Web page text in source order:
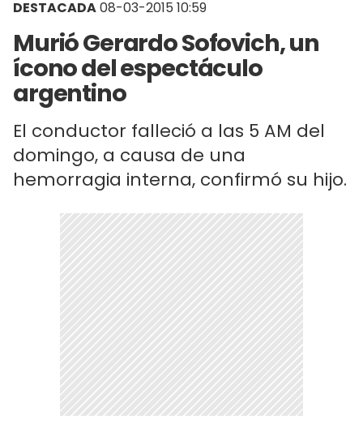
DESTACADA08-03-2015 10:59
Murió Gerardo Sofovich, un
ícono del espectáculo
argentino
El conductor falleció a las 5 AM del
domingo, a causa de una
hemorragia interna, confirmó su hijo.